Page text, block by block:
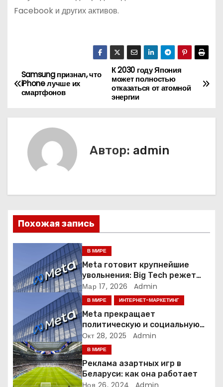
Facebook и других активов.
Н
а
в
и
я
о
а
п
и
К 2030 году Япония
может полностью
отказаться от атомной
энергии
Samsung признал, что
iPhone лучше их
смартфонов
Автор: admin
Похожая запись
В МИРЕ
Meta готовит крупнейшие
увольнения: Big Tech режет
людей ради искусственного
интеллекта
Мар 17, 2026 Admin
В МИРЕ ИНТЕРНЕТ-МАРКЕТИНГ
Meta прекращает
политическую и социальную
рекламу в ЕС. Почему это
меняет рынок цифровой
рекламы?
Окт 28, 2025 Admin
В МИРЕ
Реклама азартных игр в
Беларуси: как она работает